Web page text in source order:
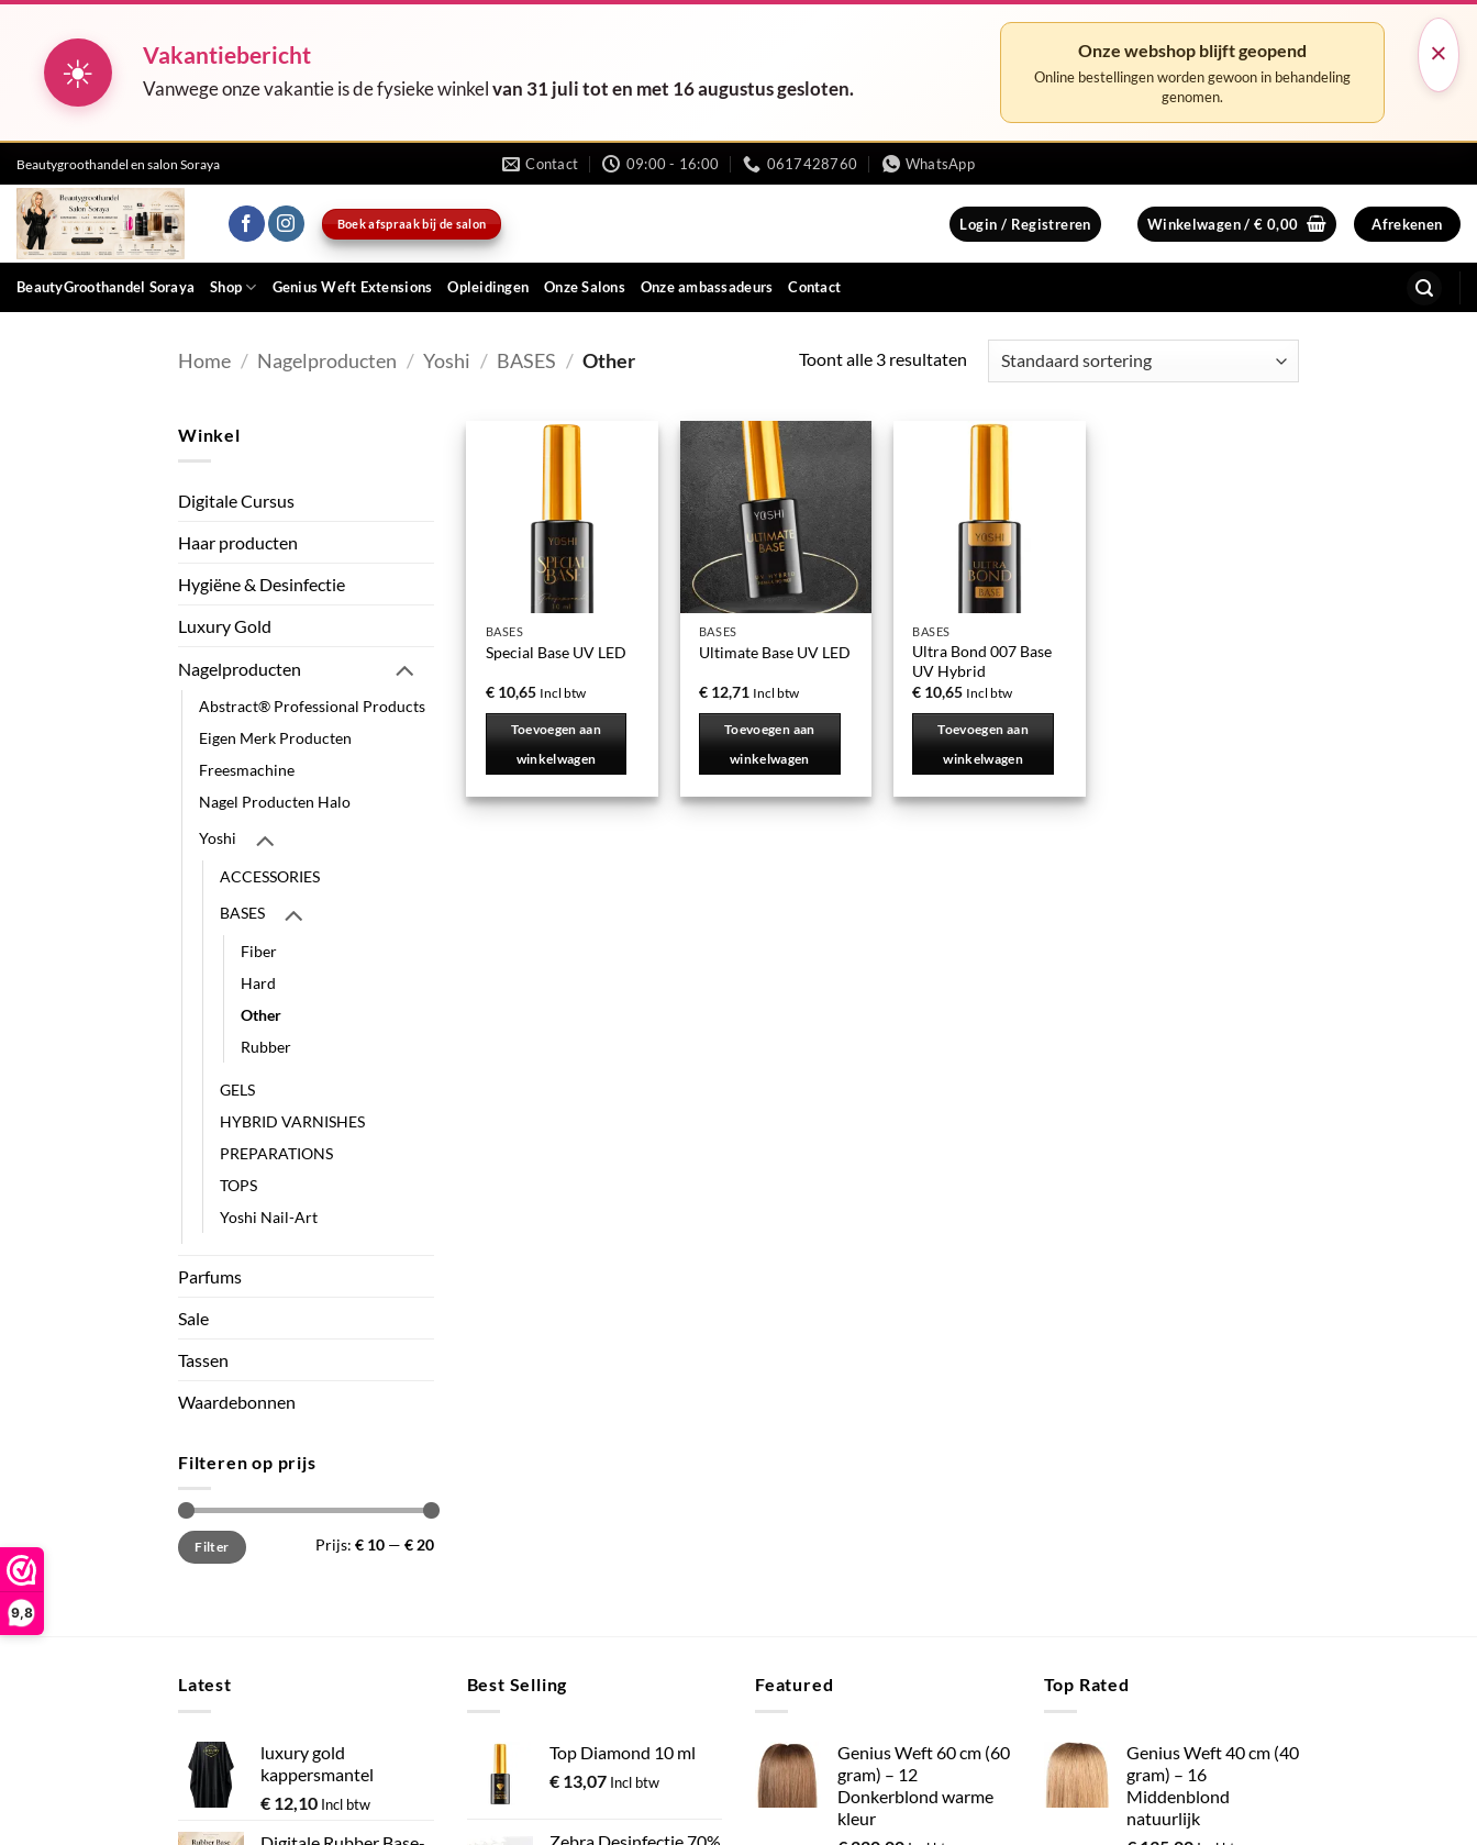
9,8
×
☀ Vakantiebericht
Vanwege onze vakantie is de fysieke winkelvan 31 juli tot en met 16 augustus gesloten.
Onze webshop blijft geopend
Online bestellingen worden gewoon in behandeling
genomen.
Ga
naar
inhoud
Beautygroothandel en salon Soraya Contact 09:00 - 16:00 0617428760 WhatsApp
Boek afspraak bij de salon Login / Registreren Winkelwagen /€ 0,00 Afrekenen
BeautyGroothandel Soraya Shop Genius Weft Extensions Opleidingen Onze Salons Onze ambassadeurs Contact
Home / Nagelproducten / Yoshi / BASES / Other Toont alle 3 resultaten
Winkel
Digitale Cursus
Haar producten
Hygiëne & Desinfectie
Luxury Gold
Nagelproducten
Abstract® Professional Products
Eigen Merk Producten
Freesmachine
Nagel Producten Halo
Yoshi
ACCESSORIES
BASES
Fiber
Hard
Other
Rubber
GELS
HYBRID VARNISHES
PREPARATIONS
TOPS
Yoshi Nail-Art
Parfums
Sale
Tassen
Waardebonnen
Filteren op prijs
Min.
prijs
Max.
prijsFilter Prijs: € 10— € 20
BASES
Special Base UV LED
€10,65 Incl btw
Toevoegen aan
winkelwagen
BASES
Ultimate Base UV LED
€12,71 Incl btw
Toevoegen aan
winkelwagen
BASES
Ultra Bond 007 Base
UV Hybrid
€ 10,65 Incl btw
Toevoegen aan
winkelwagen
Latest
luxury gold
kappersmantel
€ 12,10 Incl btw
Best Selling
Top Diamond 10 ml
€13,07 Incl btw
Featured
Genius Weft 60 cm (60
gram) – 12
Donkerblond warme
kleur
Top Rated
Genius Weft 40 cm (40
gram) – 16
Middenblond
natuurlijk